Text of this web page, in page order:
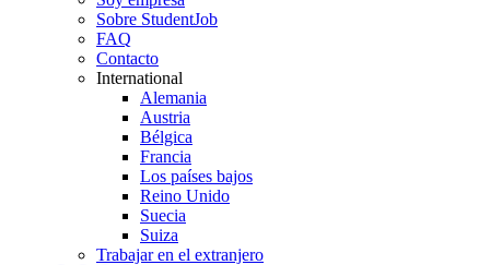
Sobre StudentJob
FAQ
Contacto
International
Alemania
Austria
Bélgica
Francia
Los países bajos
Reino Unido
Suecia
Suiza
Trabajar en el extranjero